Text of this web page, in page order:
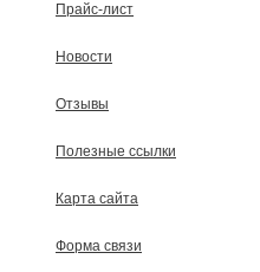
Прайс-лист
Новости
Отзывы
Полезные ссылки
Карта сайта
Форма связи